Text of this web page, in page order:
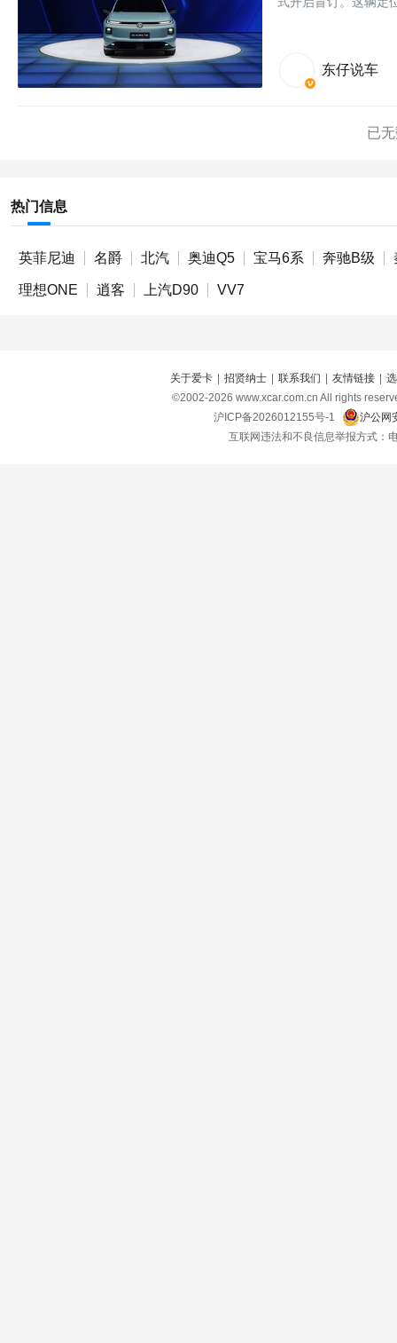
东仔说车
已
热门信息
英菲尼迪 名爵 北汽 奥迪Q5 宝马6系 奔驰B级
理想ONE 逍客 上汽D90 VV7
关于爱卡 招贤纳士 联系我们 友情链接
©2002-2026 www.xcar.com.cn All rights
沪ICP备2026012155号-1
沪公网
互联网违法和不良信息举报方式：